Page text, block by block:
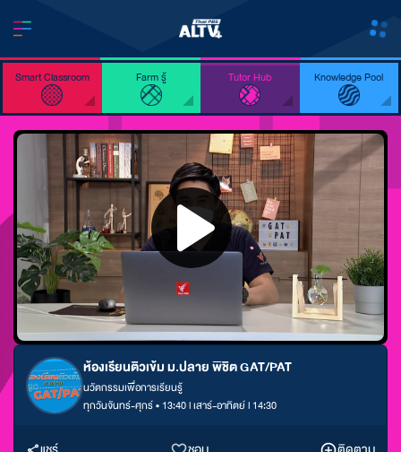
Smart Classroom Farm รู้ Tutor Hub Knowledge Pool
ห้องเรียนติวเข้ม ม.ปลาย พิชิต GAT/PAT
นวัตกรรมเพื่อการเรียนรู้
ทุกวันจันทร์-ศุกร์ • 13:40 l เสาร์-อาทิตย์ l 14:30